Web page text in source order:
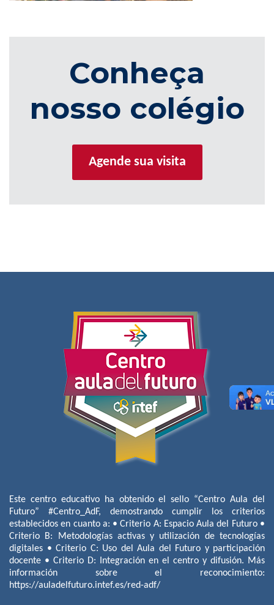
Conheça
nosso colégio
Agende sua visita
Este centro educativo ha obtenido el sello “Centro Aula del
Futuro” #Centro_AdF, demostrando cumplir los criterios
establecidos en cuanto a: • Criterio A: Espacio Aula del Futuro •
Criterio B: Metodologías activas y utilización de tecnologías
digitales • Criterio C: Uso del Aula del Futuro y participación
docente • Criterio D: Integración en el centro y difusión. Más
información sobre el reconocimiento:
https://auladelfuturo.intef.es/red-adf/